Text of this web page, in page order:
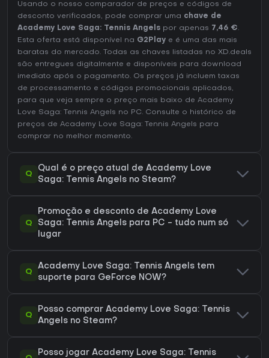
Usando o nosso comparador de preços e códigos de
desconto verificados, pode comprar uma chave de
Academy Love Saga: Tennis Angels por apenas 7,46 €.
Esta oferta está disponível na G2Play e é uma das mais
baratas do mercado. Todas as chaves listadas no XD.deals
são entregues digitalmente e disponíveis para download
imediato após o pagamento. Os preços já incluem taxas
de processamento e códigos promocionais aplicados,
para que veja sempre o preço mais baixo de Academy
Love Saga: Tennis Angels no PC. Consulte o histórico de
preços de Academy Love Saga: Tennis Angels para
comprar no melhor momento.
Q
Qual é o preço atual de Academy Love
Saga: Tennis Angels no Steam?
Q
Promoção e desconto de Academy Love
Saga: Tennis Angels para PC - tudo num só
lugar
Q
Academy Love Saga: Tennis Angels tem
suporte para GeForce NOW?
Q
Posso comprar Academy Love Saga: Tennis
Angels no Steam?
Posso jogar Academy Love Saga: Tennis